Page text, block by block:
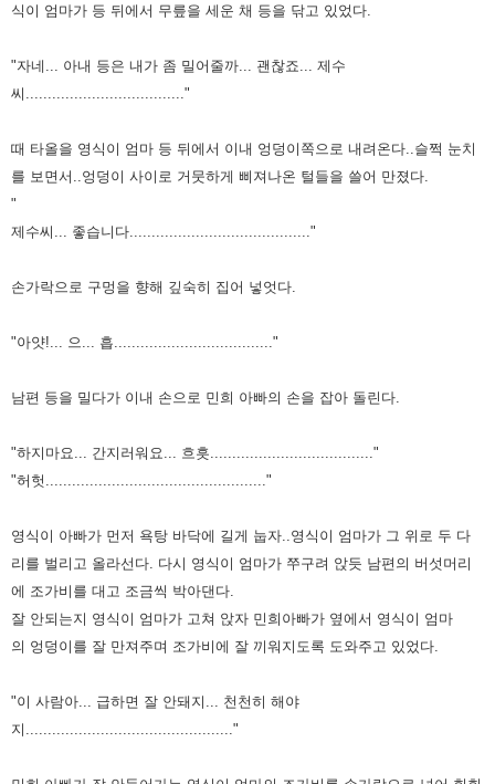
식이 엄마가 등 뒤에서 무릎을 세운 채 등을 닦고 있었다.
"자네... 아내 등은 내가 좀 밀어줄까... 괜찮죠... 제수
씨...................................."
때 타올을 영식이 엄 마 등 뒤에서 이내 엉덩이쪽으로 내려온다..슬쩍 눈치
를 보면서..엉덩이 사이로 거뭇하게 삐져나온 털들을 쓸어 만졌다.
"
제수씨... 좋습니다........................................."
손가락으로 구멍을 향해 깊 숙히 집어 넣엇다.
"아얏!... 으... 흡...................................."
남편 등을 밀다가 이내 손으로 민희 아빠의 손을 잡아 돌린다.
"하지마요... 간지러워요... 흐흣....................................."
"허헛.................................................."
영식이 아빠가 먼저 욕탕 바닥에 길게 눕자..영식이 엄마가 그 위로 두 다
리를 벌리고 올라선다. 다시 영식이 엄마가 쭈구려 앉듯 남편의 버섯머리
에 조가비를 대고 조금씩 박아댄다.
잘 안되는지 영식이 엄마가 고쳐 앉자 민희아빠가 옆에서 영식이 엄마
의 엉덩이를 잘 만져주며 조가비에 잘 끼워지도록 도와주고 있었다.
"이 사람아... 급하면 잘 안돼지... 천천히 해야
지..............................................."